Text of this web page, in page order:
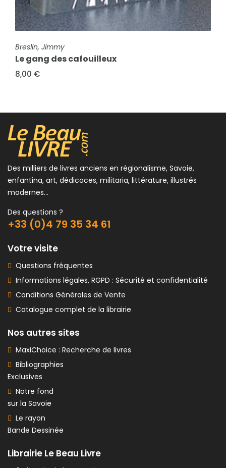
FICHE COMPLÈTE
Breslin, Jimmy
Le gang des cafouilleux
8,00 €
FICHE COMPLÈTE
Duhamel, Georges
Paroles de médecin
15,00 €
Des milliers de livres anciens en régionalisme, Savoie,
enfantina, art, dédicaces, militaria, littérature, illustrés
modernes...
Des questions ?
+33 (0)4 79 35 34 61
Votre visite
Questions fréquentes
Informations légales, RGPD : Sécurité et confidentialité
Conditions Générales de Vente
Catalogue complet de la librairie
Nos autres sites
MaxiChoice : Recherche de livres
Bibliographies
Exclusives
Notre fond
sur la Savoie
Le rayon
Bande Dessinée
Librairie Le Beau Livre